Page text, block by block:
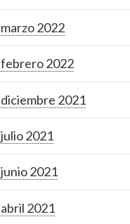
marzo 2022
febrero 2022
diciembre 2021
julio 2021
junio 2021
abril 2021